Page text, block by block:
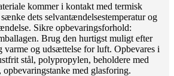
kommer i kontakt med termisk
dets selvantændelsestemperatur og
Sikre opbevaringsforhold:
Brug den hurtigst muligt efter
varme og udsættelse for luft. Opbevares i
stål, polypropylen, beholdere med
med glasforing.